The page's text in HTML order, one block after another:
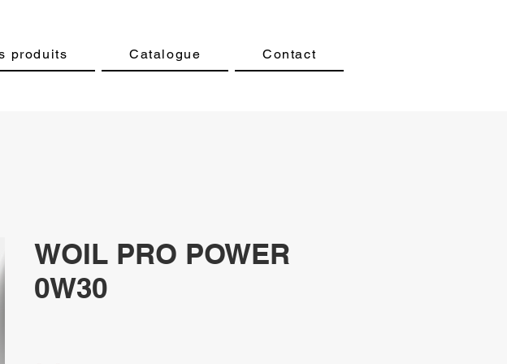
produits Catalogue Contact
WOIL PRO POWER
0W30